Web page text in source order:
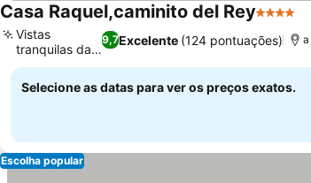
Casa Raquel,caminito del Rey4
9,7Excelente (124 pontuações)
Vistas
tranquilas da
rua
Selecione as datas para ver os preços exatos.
Escolha popular